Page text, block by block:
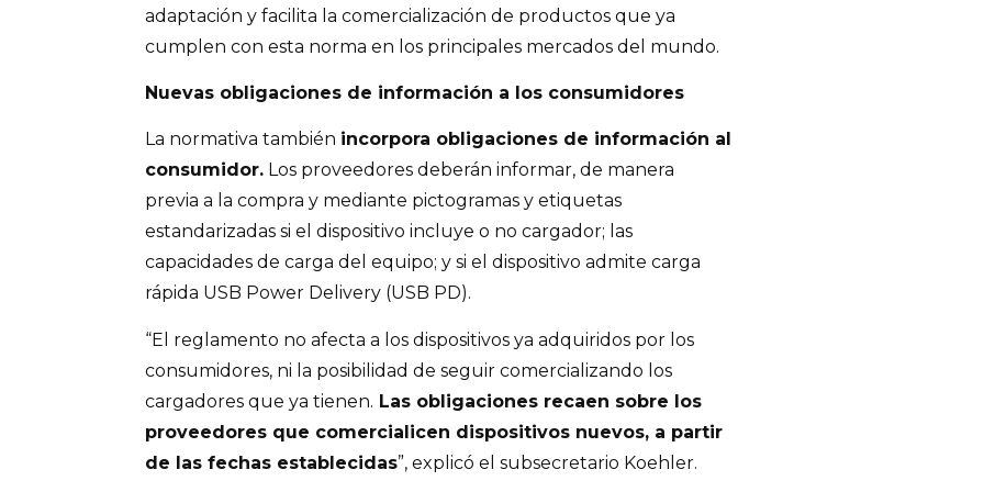
adaptación y facilita la comercialización de productos que ya
cumplen con esta norma en los principales mercados del mundo.
Nuevas obligaciones de información a los consumidores
La normativa también incorpora obligaciones de información al
consumidor. Los proveedores deberán informar, de manera
previa a la compra y mediante pictogramas y etiquetas
estandarizadas si el dispositivo incluye o no cargador; las
capacidades de carga del equipo; y si el dispositivo admite carga
rápida USB Power Delivery (USB PD).
“El reglamento no afecta a los dispositivos ya adquiridos por los
consumidores, ni la posibilidad de seguir comercializando los
cargadores que ya tienen. Las obligaciones recaen sobre los
proveedores que comercialicen dispositivos nuevos, a partir
de las fechas establecidas”, explicó el subsecretario Koehler.